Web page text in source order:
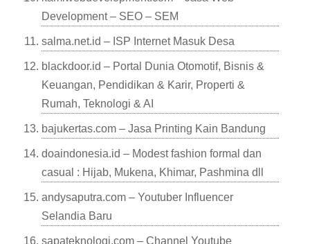
Development – SEO – SEM
salma.net.id – ISP Internet Masuk Desa
blackdoor.id – Portal Dunia Otomotif, Bisnis &
Keuangan, Pendidikan & Karir, Properti &
Rumah, Teknologi & AI
bajukertas.com – Jasa Printing Kain Bandung
doaindonesia.id – Modest fashion formal dan
casual : Hijab, Mukena, Khimar, Pashmina dll
andysaputra.com – Youtuber Influencer
Selandia Baru
sapateknologi.com – Channel Youtube